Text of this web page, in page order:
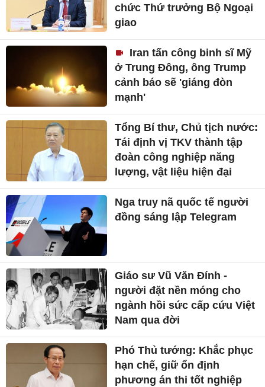
chức Thứ trưởng Bộ Ngoại
giao
Iran tấn công binh sĩ Mỹ
ở Trung Đông, ông Trump
cảnh báo sẽ 'giáng đòn
mạnh'
Tổng Bí thư, Chủ tịch nước:
Tái định vị TKV thành tập
đoàn công nghiệp năng
lượng, vật liệu hiện đại
Nga truy nã quốc tế người
đồng sáng lập Telegram
Giáo sư Vũ Văn Đính -
người đặt nền móng cho
ngành hồi sức cấp cứu Việt
Nam qua đời
Phó Thủ tướng: Khắc phục
hạn chế, giữ ổn định
phương án thi tốt nghiệp